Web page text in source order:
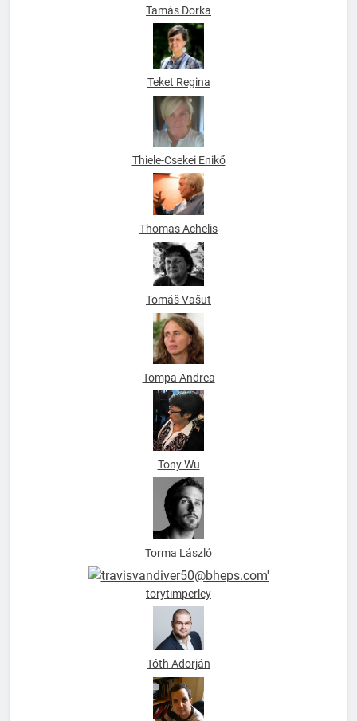
Tamás Dorka
Teket Regina
Thiele-Csekei Enikő
Thomas Achelis
Tomáš Vašut
Tompa Andrea
Tony Wu
torytimperley
Tóth Adorján